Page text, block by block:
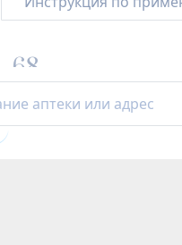
68